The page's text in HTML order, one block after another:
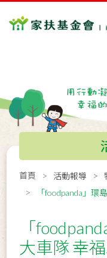
首頁 活動報導
「foodpanda」環
「
大車隊 幸